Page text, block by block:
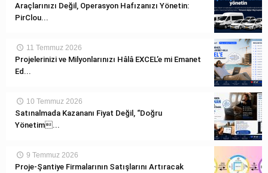
Araçlarınızı Değil, Operasyon Hafızanızı Yönetin:
PirClou...
11 Temmuz 2026
Projelerinizi ve Milyonlarınızı Hâlâ EXCEL’e mi Emanet
Ed...
10 Temmuz 2026
Satınalmada Kazananı Fiyat Değil, “Doğru
Yönetim...
9 Temmuz 2026
Proje-Şantiye Firmalarının Satışlarını Artıracak